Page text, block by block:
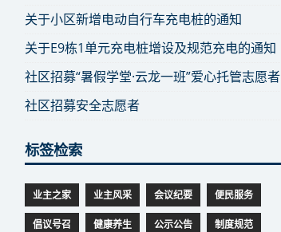
关于小区新增电动自行车充电桩的通知
关于E9栋1单元充电桩增设及规范充电的通知
社区招募“暑假学堂·云龙一班”爱心托管志愿者
社区招募安全志愿者
标签检索
业主之家 业主风采 会议纪要 便民服务
倡议号召 健康养生 公示公告 制度规范